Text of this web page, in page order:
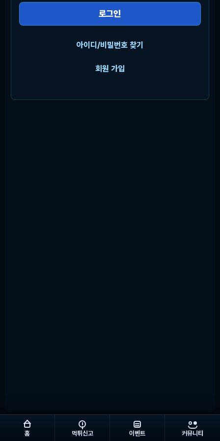
로그인
아이디/비밀번호 찾기
회원 가입
홈 먹튀신고 이벤트 커뮤니티